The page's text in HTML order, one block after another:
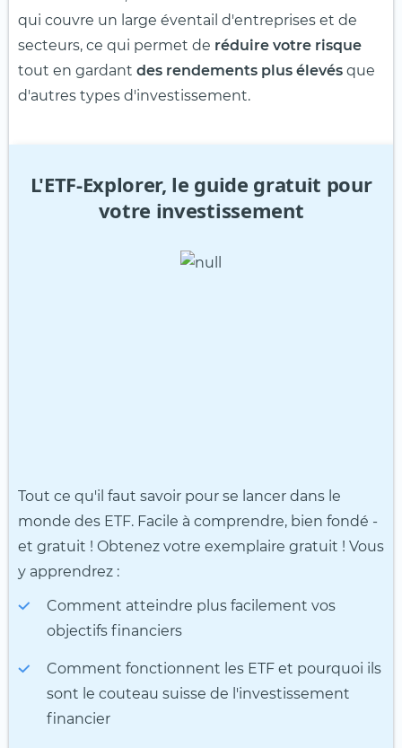
qui couvre un large éventail d'entreprises et de
secteurs, ce qui permet de réduire votre risque
tout en gardant des rendements plus élevés que
d'autres types d'investissement.
L'ETF-Explorer, le guide gratuit pour
votre investissement
Tout ce qu'il faut savoir pour se lancer dans le
monde des ETF. Facile à comprendre, bien fondé -
et gratuit ! Obtenez votre exemplaire gratuit ! Vous
y apprendrez :
Comment atteindre plus facilement vos
objectifs financiers
Comment fonctionnent les ETF et pourquoi ils
sont le couteau suisse de l'investissement
financier